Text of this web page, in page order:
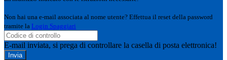
Non hai una e-mail associata al nome utente? Effettua il reset della password
tramite la Login Spaggiari
E-mail inviata, si prega di controllare la casella di posta elettronica!